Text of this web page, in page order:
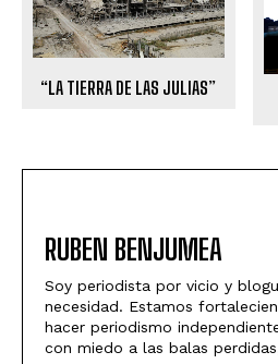
“LA TIERRA DE LAS JULIAS”
RUBEN BENJUMEA
Soy periodista por vicio y
necesidad. Estamos
hacer periodismo
con miedo a las balas